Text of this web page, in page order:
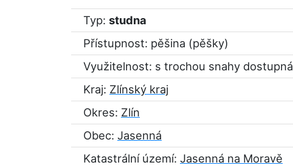
Typ: studna
Přístupnost: pěšina (pěšky)
Využitelnost: s trochou snahy dostupná
Kraj: Zlínský kraj
Okres: Zlín
Obec: Jasenná
Katastrální území: Jasenná na Moravě